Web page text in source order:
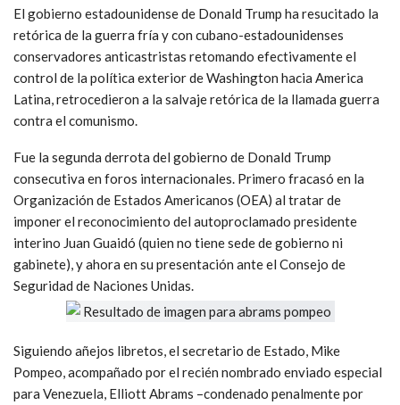
El gobierno estadounidense de Donald Trump ha resucitado la
retórica de la guerra fría y con cubano-estadounidenses
conservadores anticastristas retomando efectivamente el
control de la política exterior de Washington hacia America
Latina, retrocedieron a la salvaje retórica de la llamada guerra
contra el comunismo.
Fue la segunda derrota del gobierno de Donald Trump
consecutiva en foros internacionales. Primero fracasó en la
Organización de Estados Americanos (OEA) al tratar de
imponer el reconocimiento del autoproclamado presidente
interino Juan Guaidó (quien no tiene sede de gobierno ni
gabinete), y ahora en su presentación ante el Consejo de
Seguridad de Naciones Unidas.
Siguiendo añejos libretos, el secretario de Estado, Mike
Pompeo, acompañado por el recién nombrado enviado especial
para Venezuela, Elliott Abrams –condenado penalmente por